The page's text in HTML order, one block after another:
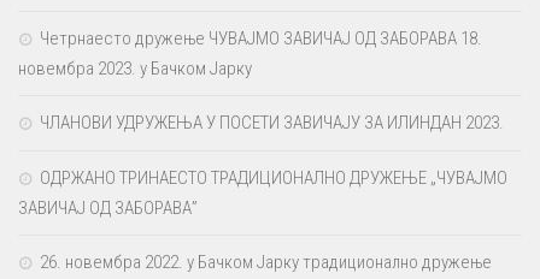
Четрнаесто дружење ЧУВАЈМО ЗАВИЧАЈ ОД ЗАБОРАВА 18.
новембра 2023. у Бачком Јарку
ЧЛАНОВИ УДРУЖЕЊА У ПОСЕТИ ЗАВИЧАЈУ ЗА ИЛИНДАН 2023.
ОДРЖАНО ТРИНАЕСТО ТРАДИЦИОНАЛНО ДРУЖЕЊЕ „ЧУВАЈМО
ЗАВИЧАЈ ОД ЗАБОРАВА”
26. новембра 2022. у Бачком Јарку традиционално дружење